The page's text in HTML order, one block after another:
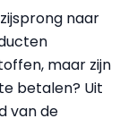
naar
maar zijn
betalen? Uit
van de